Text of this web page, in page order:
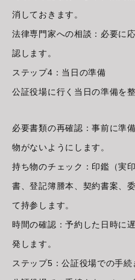
消しておきます。
法律専門家への相談：必要に
認します。
ステップ4：当日の準備
公証役場に行く当日の準備を整
必要書類の再確認：事前に準
物がないようにします。
持ち物のチェック：印鑑（実
書、登記簿謄本、契約書案、
て持参します。
時間の確認：予約した日時に
発します。
ステップ5：公証役場での手続